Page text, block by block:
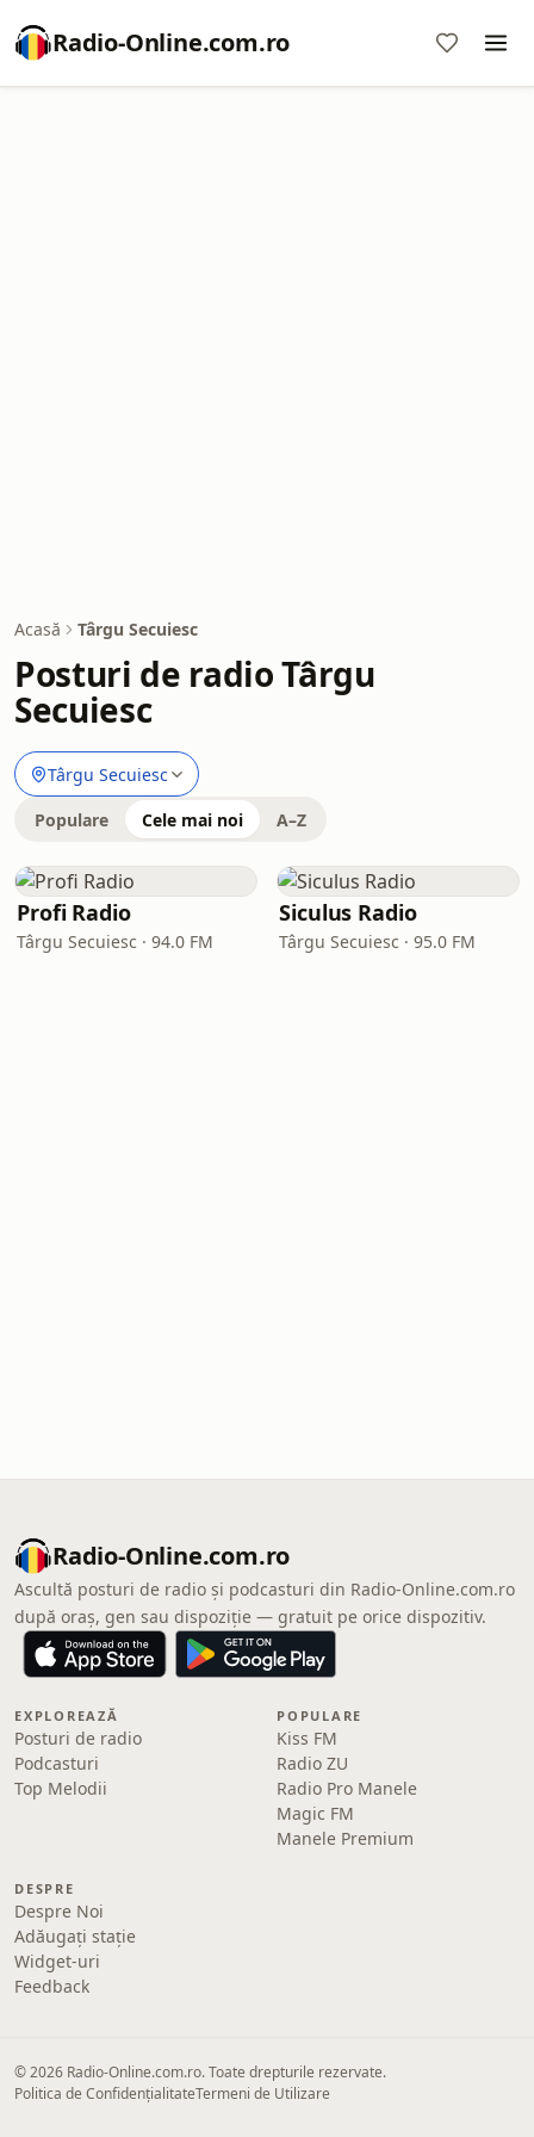
Radio-Online.com.ro
Acasă Târgu Secuiesc
Posturi de radio Târgu
Secuiesc
Târgu Secuiesc
Populare Cele mai noi A–Z
Profi Radio
Târgu Secuiesc · 94.0 FM
Siculus Radio
Târgu Secuiesc · 95.0 FM
Radio-Online.com.ro
Ascultă posturi de radio și podcasturi din Radio-Online.com.ro
după oraș, gen sau dispoziție — gratuit pe orice dispozitiv.
EXPLOREAZĂ
Posturi de radio
Podcasturi
Top Melodii
POPULARE
Kiss FM
Radio ZU
Radio Pro Manele
Magic FM
Manele Premium
DESPRE
Despre Noi
Adăugați stație
Widget-uri
Feedback
© 2026 Radio-Online.com.ro. Toate drepturile rezervate.
Politica de ConfidențialitateTermeni de Utilizare